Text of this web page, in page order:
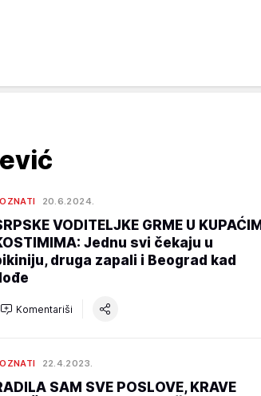
20.6.2024.
VODITELJKE GRME U KUPAĆIM
Jednu svi čekaju u
druga zapali i Beograd kad
Komentariši
22.4.2023.
SAM SVE POSLOVE, KRAVE